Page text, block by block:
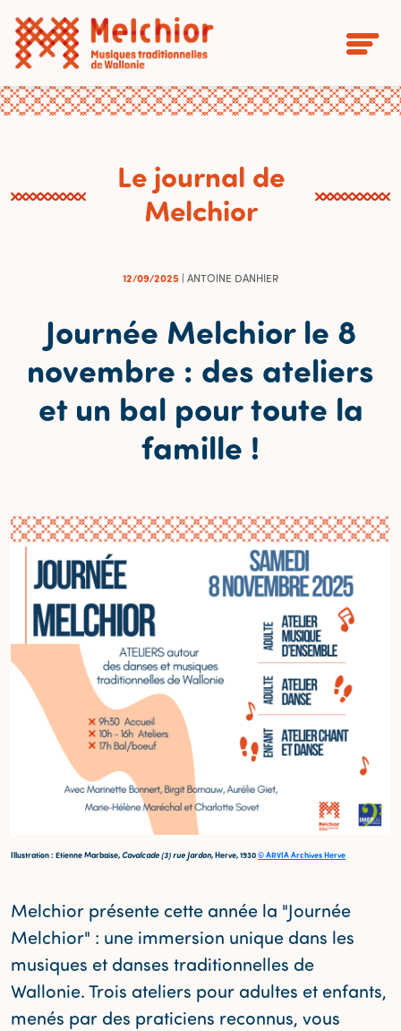
Le journal de
Melchior
12/09/2025 | ANTOINE DANHIER
Journée Melchior le 8
novembre : des ateliers
et un bal pour toute la
famille !
Illustration : Etienne Marbaise, Cavalcade (3) rue Jardon, Herve, 1930© ARVIA Archives Herve
Melchior présente cette année la "Journée
Melchior" : une immersion unique dans les
musiques et danses traditionnelles de
Wallonie. Trois ateliers pour adultes et enfants,
menés par des praticiens reconnus, vous